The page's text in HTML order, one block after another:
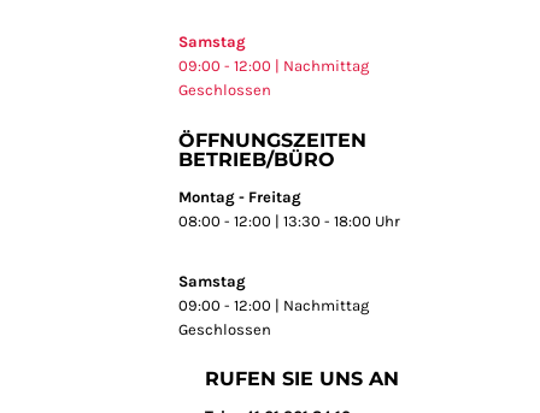
Samstag
09:00 - 12:00 | Nachmittag
Geschlossen
ÖFFNUNGSZEITEN
BETRIEB/BÜRO
Montag - Freitag
08:00 - 12:00 | 13:30 - 18:00 Uhr
Samstag
09:00 - 12:00 | Nachmittag
Geschlossen
RUFEN SIE UNS AN